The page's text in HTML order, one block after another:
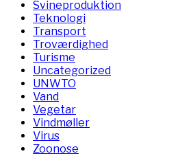
Svineproduktion
Teknologi
Transport
Troværdighed
Turisme
Uncategorized
UNWTO
Vand
Vegetar
Vindmøller
Virus
Zoonose